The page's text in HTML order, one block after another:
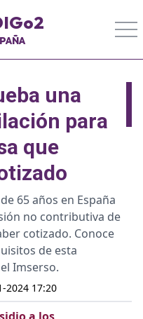
una
para
que
65 años en España
no contributiva de
cotizado. Conoce
de esta
Imserso.
2024 17:20